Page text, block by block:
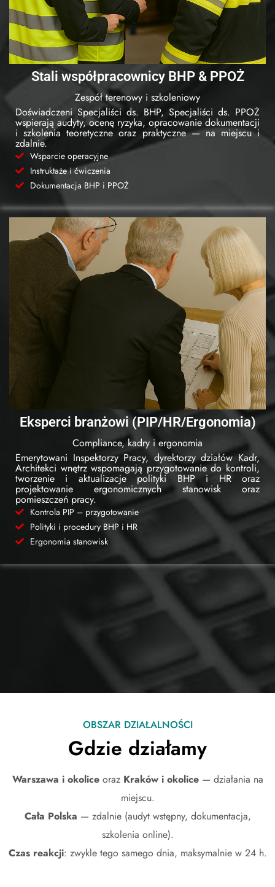
Stali współpracownicy BHP & PPOŻ
Zespół terenowy i szkoleniowy
Doświadczeni Specjaliści ds. BHP, Specjaliści ds. PPOŻ
wspierają audyty, ocenę ryzyka, opracowanie dokumentacji
i szkolenia teoretyczne oraz praktyczne — na miejscu i
zdalnie.
Wsparcie operacyjne
Instruktaże i ćwiczenia
Dokumentacja BHP i PPOŻ
Eksperci branżowi (PIP/HR/Ergonomia)
Compliance, kadry i ergonomia
Emerytowani Inspektorzy Pracy, dyrektorzy działów Kadr,
Architekci wnętrz wspomagają przygotowanie do kontroli,
tworzenie i aktualizacje polityki BHP i HR oraz
projektowanie ergonomicznych stanowisk oraz
pomieszczeń pracy.
Kontrola PIP – przygotowanie
Polityki i procedury BHP i HR
Ergonomia stanowisk
OBSZAR DZIAŁALNOŚCI
Gdzie działamy
Warszawa i okolice orazKraków i okolice— działania na
miejscu.
Cała Polska — zdalnie (audyt wstępny, dokumentacja,
szkolenia online).
Czas reakcji: zwykle tego samego dnia, maksymalnie w 24 h.